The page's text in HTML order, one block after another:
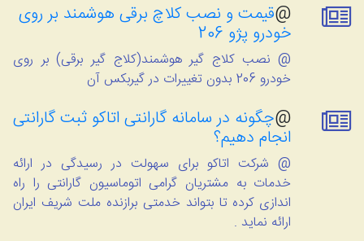
@قیمت و نصب کلاچ برقی هوشمند بر روی
خودرو پژو 206
@ نصب کلاج گیر هوشمند(کلاج گیر برقی) بر روی
خودرو 206 بدون تغییرات در گیربکس آن
@چگونه در سامانه گارانتی اتاکو ثبت گارانتی
انجام دهیم؟
@ شرکت اتاکو برای سهولت در رسیدگی در ارائه
خدمات به مشتریان گرامی اتوماسیون گارانتی را راه
اندازی کرده تا بتواند خدمتی برازنده ملت شریف ایران
ارائه نماید .